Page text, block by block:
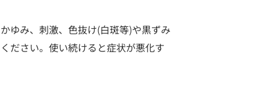
ゆみ、刺激、色抜け(白斑等)や黒ずみ
ださい。使い続けると症状が悪化す